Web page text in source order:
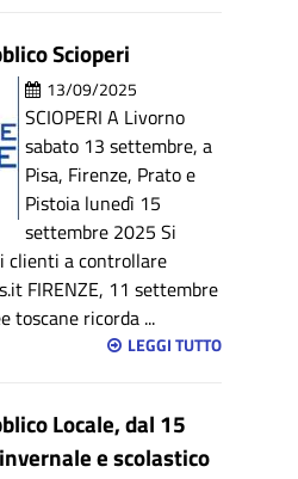
Scioperi
13/09/2025
SCIOPERI A Livorno
sabato 13 settembre, a
Pisa, Firenze, Prato e
Pistoia lunedì 15
settembre 2025 Si
clienti a controllare
FIRENZE, 11 settembre
toscane ricorda ...
LEGGI TUTTO
Locale, dal 15
e scolastico